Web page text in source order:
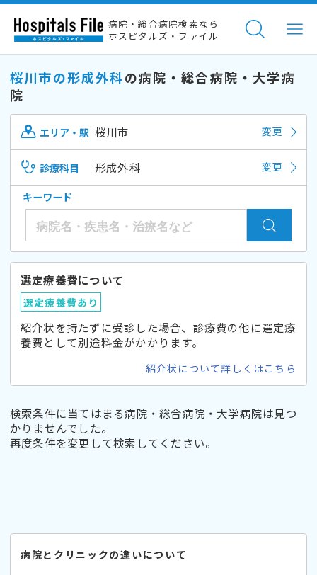
病院・総合病院検索なら
ホスピタルズ・ファイル
桜川市の形成外科の病院・総合病院・大学病
院
エリア・駅 桜川市 変更
診療科目 形成外科 変更
キーワード
選定療養費について
選定療養費あり
紹介状を持たずに受診した場合、診療費の他に選定療
養費として別途料金がかかります。
紹介状について詳しくはこちら
検索条件に当てはまる病院・総合病院・大学病院は見つ
かりませんでした。
再度条件を変更して検索してください。
病院とクリニックの違いについて